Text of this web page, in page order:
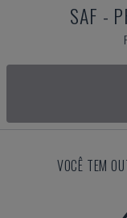
SAF -
VOCÊ TEM